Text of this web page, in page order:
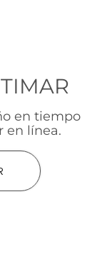
en tiempo
en línea.